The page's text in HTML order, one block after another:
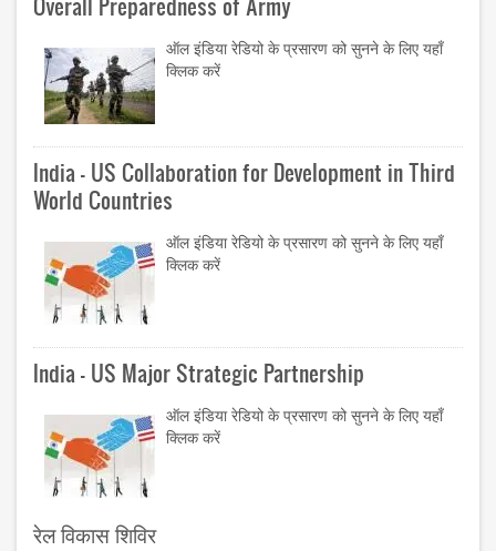
ऑल इंडिया रेडियो के प्रसारण को सुनने के लिए यहाँ
क्लिक करें
India - US Collaboration for Development in Third
World Countries
ऑल इंडिया रेडियो के प्रसारण को सुनने के लिए यहाँ
क्लिक करें
India - US Major Strategic Partnership
ऑल इंडिया रेडियो के प्रसारण को सुनने के लिए यहाँ
क्लिक करें
रेल विकास शिविर